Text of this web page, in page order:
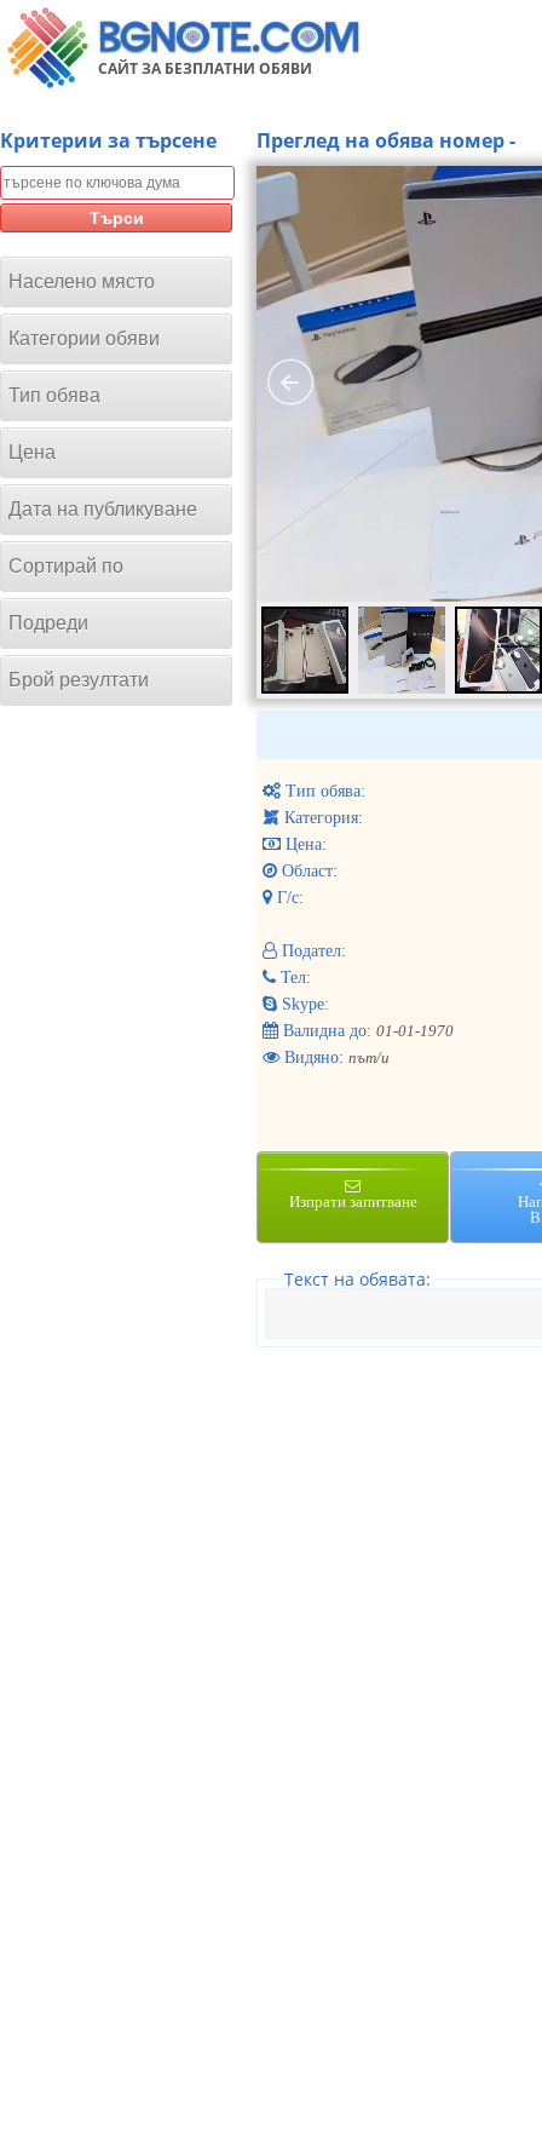
САЙТ ЗА БЕЗПЛАТНИ ОБЯВИ
Kритерии за търсене
Търси
Населено място
Категории обяви
Тип обява
Цена
Дата на публикуване
Сортирай по
Подреди
Брой резултати
Преглед на обява номер -
Тип обява:
Категория:
Цена:
Област:
Г/с:
Подател:
Тел:
Skype:
Валидна до: 01-01-1970
Видяно: път/и
Изпрати запитване
Tекст на обявата: